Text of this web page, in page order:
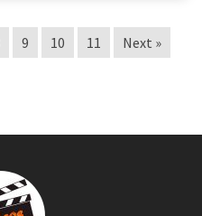
9 10 11 Next »